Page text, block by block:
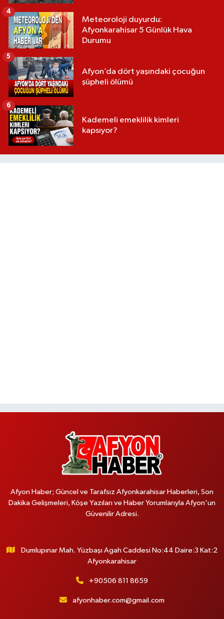
Meteoroloji duyurdu:
Afyonkarahisar 5 Günlük Hava
Durumu
4
Afyon’da dört yaşındaki çocuğun
şüpheli ölümü
5
Kademeli emeklilik kimleri
kapsıyor?
6
Afyon Haber; Güncel ve Tarafsız Afyonkarahisar Haberleri, Son
Dakika Gelişmeleri, Köşe Yazıları ve Haber Yorumlarıyla Afyon'un
Güvenilir Adresi.
Dumlupınar Mah. Yüzbaşı Agah Caddesi No:44 Daire:3 Kat:2
Afyonkarahisar
+90506 811 8659
afyonhaber.com@gmail.com